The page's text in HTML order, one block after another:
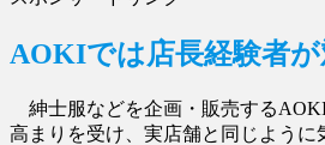
AOKIでは店長経験者
紳士服などを企画・販売する
高まりを受け、実店舗と同じように